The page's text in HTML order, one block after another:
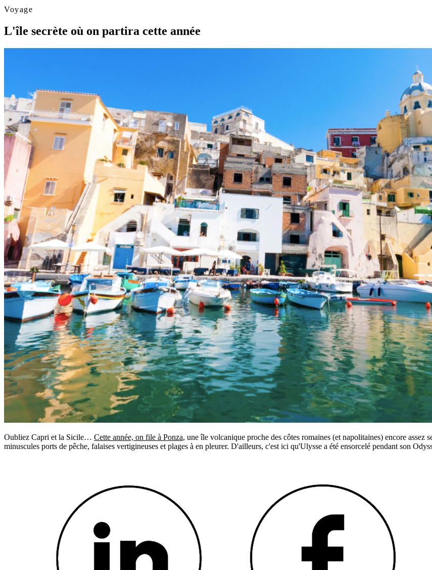
Voyage
L'île secrète où on partira cette année
Oubliez Capri et la Sicile… Cette année, on file à Ponza, une île volcanique proche des côtes romaines (et napolitaines) encore assez
minuscules ports de pêche, falaises vertigineuses et plages à en pleurer. D'ailleurs, c'est ici qu'Ulysse a été ensorcelé pendant son